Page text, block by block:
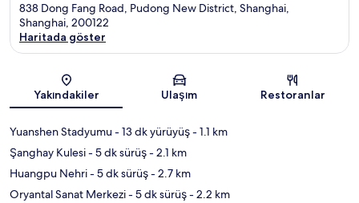
838 Dong Fang Road, Pudong New District, Shanghai,
Shanghai, 200122
Haritada göster
Yakındakiler Ulaşım Restoranlar
Yuanshen Stadyumu- 13 dk yürüyüş- 1.1 km
Şanghay Kulesi- 5 dk sürüş- 2.1 km
Huangpu Nehri- 5 dk sürüş- 2.7 km
Oryantal Sanat Merkezi- 5 dk sürüş- 2.2 km